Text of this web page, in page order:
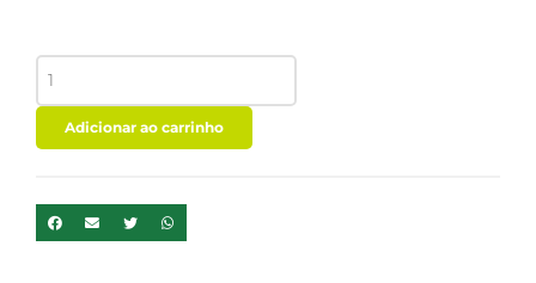
PRETA
-
POTE
200G
PHYTOTERAPICA
quantidade
Adicionar ao carrinho